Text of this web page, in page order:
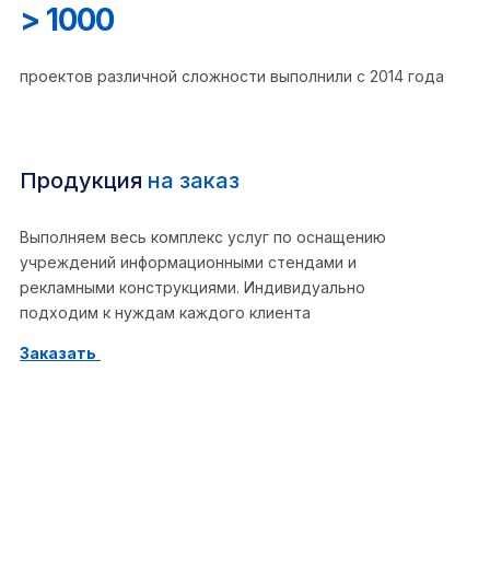
> 1000
проектов различной сложности выполнили с 2014 года
Продукция на заказ
Выполняем весь комплекс услуг по оснащению
учреждений информационными стендами и
рекламными конструкциями. Индивидуально
подходим к нуждам каждого клиента
Заказать